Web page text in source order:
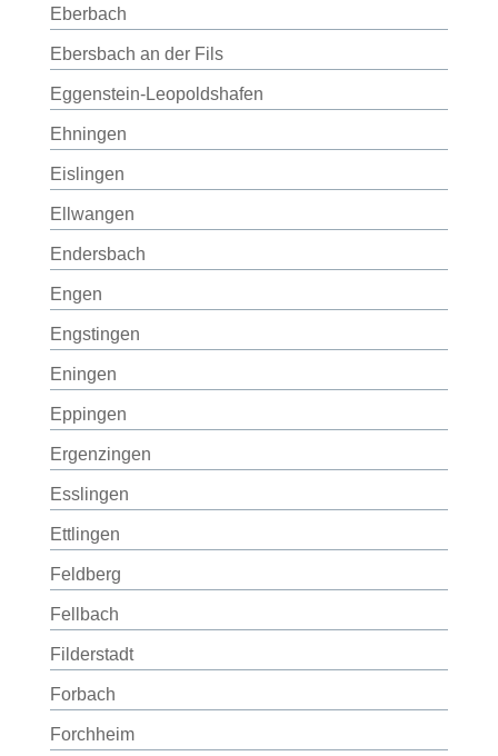
Eberbach
Ebersbach an der Fils
Eggenstein-Leopoldshafen
Ehningen
Eislingen
Ellwangen
Endersbach
Engen
Engstingen
Eningen
Eppingen
Ergenzingen
Esslingen
Ettlingen
Feldberg
Fellbach
Filderstadt
Forbach
Forchheim